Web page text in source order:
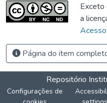
Exceto
a
Página do item
Repositório
Configurações de